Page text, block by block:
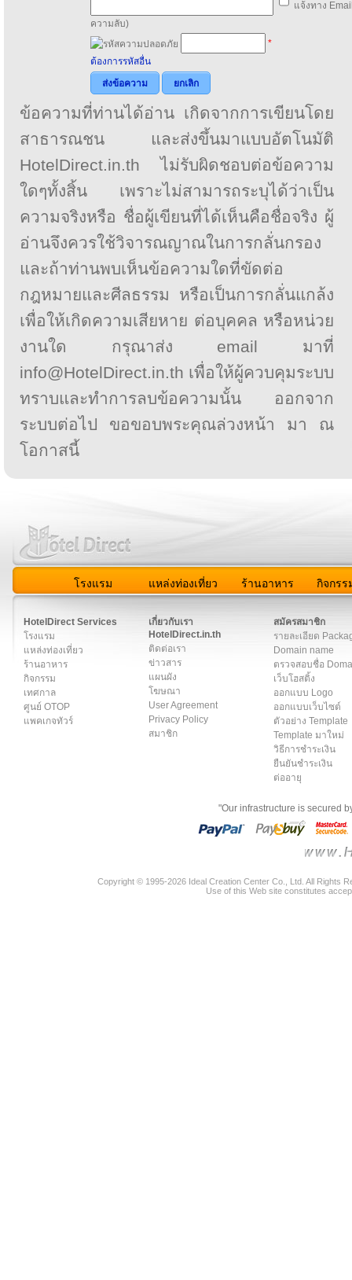
แจ้งทาง
ความลับ)
*
ต้องการรหัสอื่น
ส่งข้อความ
ยกเลิก
ข้อความที่ท่านได้อ่าน เกิดจากการเขียนโดย
สาธารณชน และส่งขึ้นมาแบบอัตโนมัติ
HotelDirect.in.th ไม่รับผิดชอบต่อข้อความ
ใดๆทั้งสิ้น เพราะไม่สามารถระบุได้ว่าเป็น
ความจริงหรือ ชื่อผู้เขียนที่ได้เห็นคือชื่อจริง ผู้
อ่านจึงควรใช้วิจารณญาณในการกลั่นกรอง
และถ้าท่านพบเห็นข้อความใดที่ขัดต่อ
กฎหมายและศีลธรรม หรือเป็นการกลั่นแกล้ง
เพื่อให้เกิดความเสียหาย ต่อบุคคล หรือหน่วย
งานใด กรุณาส่ง email มาที่
info@HotelDirect.in.th เพื่อให้ผู้ควบคุมระบบ
ทราบและทำการลบข้อความนั้น ออกจาก
ระบบต่อไป ขอขอบพระคุณล่วงหน้า มา ณ
โอกาสนี้
โรงแรม แหล่งท่องเที่ยว ร้านอาหาร กิจกรร
HotelDirect Services
โรงแรม
แหล่งท่องเที่ยว
ร้านอาหาร
กิจกรรม
เทศกาล
ศูนย์ OTOP
แพคเกจทัวร์
เกี่ยวกับเรา
HotelDirect.in.th
ติดต่อเรา
ข่าวสาร
แผนผัง
โฆษณา
User Agreement
Privacy Policy
สมาชิก
สมัครสมาชิก
รายละเอียด
Domain name
ตรวจสอบชื่อ
เว็บโฮสติ้ง
ออกแบบ Logo
ออกแบบเว็บไซต์
ตัวอย่าง Template
Template มาใหม่
วิธีการชำระเงิน
ยืนยันชำระเงิน
ต่ออายุ
"Our infrastructure is secured
Copyright © 1995-2026 Ideal Creation Center Co., Ltd. All Rights
Use of this Web site constitutes